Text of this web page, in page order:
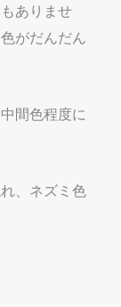
ありませ
がだんだん
間色程度に
、ネズミ色